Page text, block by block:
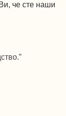
че сте наши